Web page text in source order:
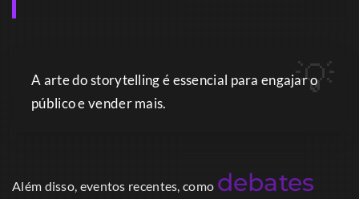
A arte do storytelling é essencial para engajar o
público e vender mais.
Além disso, eventos recentes, como debates